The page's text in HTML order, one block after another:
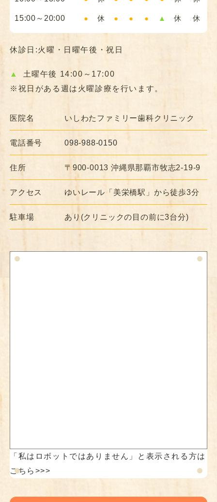
15:00～20:00 ● 休 ● ● ● ▲ 休 休
休診日:火曜・日曜午後・祝日
▲
土曜午後 14:00～17:00
※祝日がある週は火曜診療を行います。
医院名 いしわたファミリー歯科クリニック
電話番号 098-988-0150
住所 〒900-0013 沖縄県那覇市牧志2-19-9
アクセス ゆいレール「美栄橋駅」から徒歩3分
駐車場 あり(クリニックの目の前に3台分)
「私はロボットではありません」と表示される方は
こちら>>>